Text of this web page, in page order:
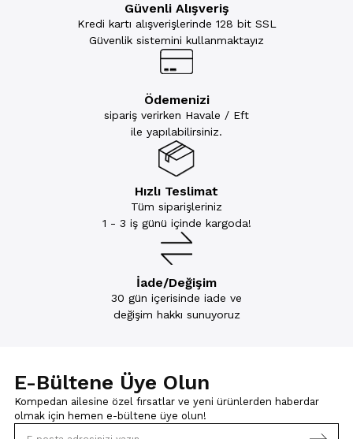
Güvenli Alışveriş
Kredi kartı alışverişlerinde 128 bit SSL
Güvenlik sistemini kullanmaktayız
Ödemenizi
sipariş verirken Havale / Eft
ile yapılabilirsiniz.
Hızlı Teslimat
Tüm siparişleriniz
1 - 3 iş günü içinde kargoda!
İade/Değişim
30 gün içerisinde iade ve
değişim hakkı sunuyoruz
E-Bültene Üye Olun
Kompedan ailesine özel fırsatlar ve yeni ürünlerden haberdar
olmak için hemen e-bültene üye olun!